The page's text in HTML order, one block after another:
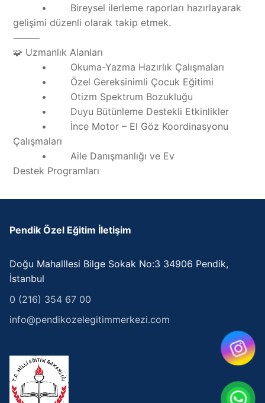
• Bireysel ilerleme raporları hazırlayarak
gelişimi düzenli olarak takip etmek.
⸻
🧩 Uzmanlık Alanları
• Okuma-Yazma Hazırlık Çalışmaları
• Özel Gereksinimli Çocuk Eğitimi
• Otizm Spektrum Bozukluğu
• Duyu Bütünleme Destekli Etkinlikler
• İnce Motor – El Göz Koordinasyonu
Çalışmaları
• Aile Danışmanlığı ve Ev
Destek Programları
Pendik Özel Eğitim İletişim
Doğu Mahalllesi Bilge Sokak No:3 34906 Pendik,
İstanbul
0 (216) 354 67 00
info@pendikozelegitimmerkezi.com